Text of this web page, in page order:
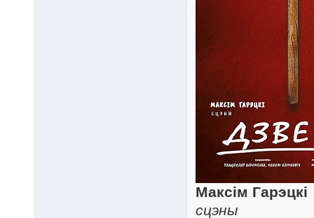
Максім Гарэцкі
сцэны